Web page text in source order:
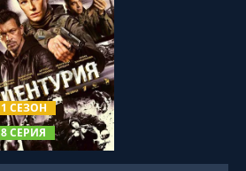
1 СЕЗОН
8 СЕРИЯ
СМОТРЕТЬ ОНЛАЙН